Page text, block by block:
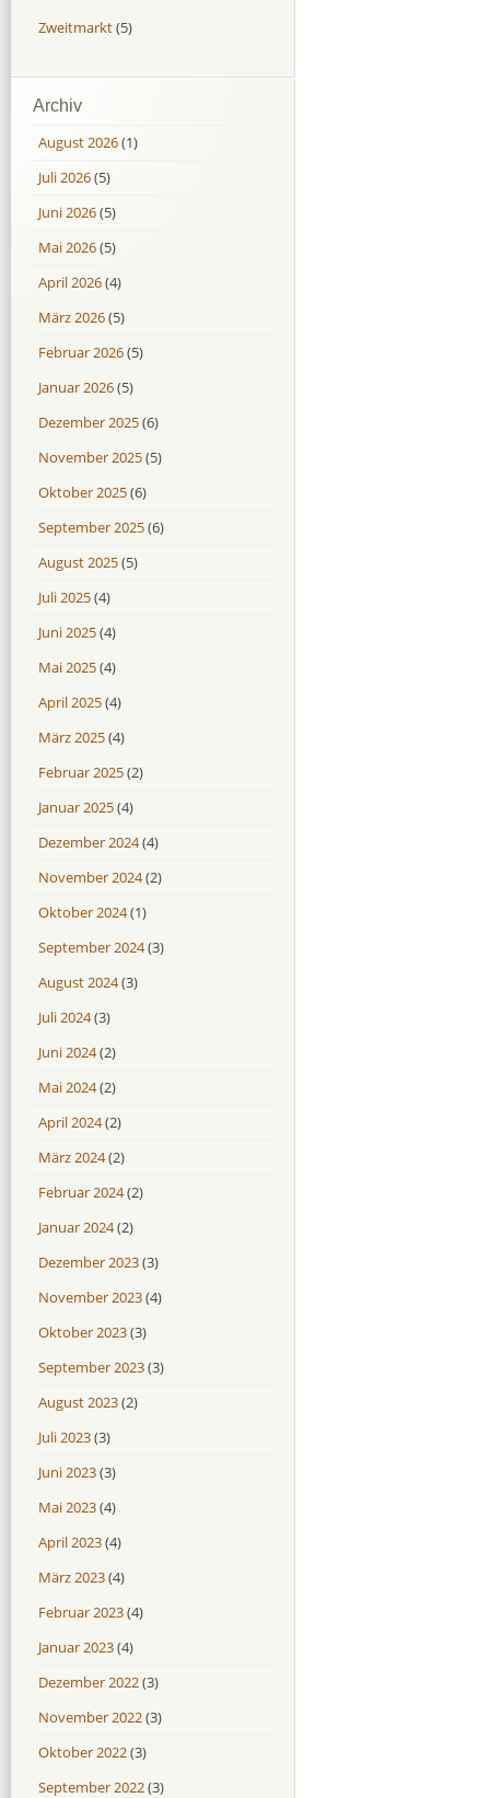
Zweitmarkt(5)
Archiv
August 2026(1)
Juli 2026(5)
Juni 2026(5)
Mai 2026(5)
April 2026(4)
März 2026(5)
Februar 2026(5)
Januar 2026(5)
Dezember 2025(6)
November 2025(5)
Oktober 2025(6)
September 2025(6)
August 2025(5)
Juli 2025(4)
Juni 2025(4)
Mai 2025(4)
April 2025(4)
März 2025(4)
Februar 2025(2)
Januar 2025(4)
Dezember 2024(4)
November 2024(2)
Oktober 2024(1)
September 2024(3)
August 2024(3)
Juli 2024(3)
Juni 2024(2)
Mai 2024(2)
April 2024(2)
März 2024(2)
Februar 2024(2)
Januar 2024(2)
Dezember 2023(3)
November 2023(4)
Oktober 2023(3)
September 2023(3)
August 2023(2)
Juli 2023(3)
Juni 2023(3)
Mai 2023(4)
April 2023(4)
März 2023(4)
Februar 2023(4)
Januar 2023(4)
Dezember 2022(3)
November 2022(3)
Oktober 2022(3)
September 2022(3)